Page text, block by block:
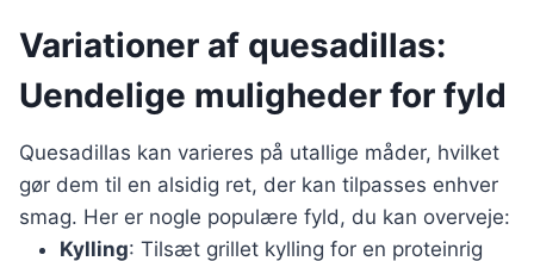
Variationer af quesadillas:
Uendelige muligheder for fyld
Quesadillas kan varieres på utallige måder, hvilket
gør dem til en alsidig ret, der kan tilpasses enhver
smag. Her er nogle populære fyld, du kan overveje:
Kylling: Tilsæt grillet kylling for en proteinrig